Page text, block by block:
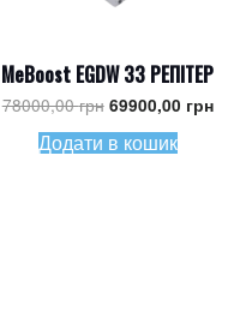
MeBoost EGDW 33 РЕПІТЕР
78000,00грн Оригінальна
78000,00 грн.
69900,00 грн
Додати в кошик